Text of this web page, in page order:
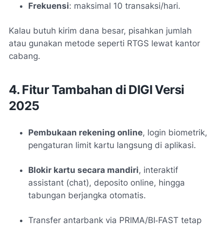
Frekuensi: maksimal 10 transaksi/hari.
Kalau butuh kirim dana besar, pisahkan jumlah
atau gunakan metode seperti RTGS lewat kantor
cabang.
4. Fitur Tambahan di DIGI Versi
2025
Pembukaan rekening online, login biometrik,
pengaturan limit kartu langsung di aplikasi.
Blokir kartu secara mandiri, interaktif
assistant (chat), deposito online, hingga
tabungan berjangka otomatis.
Transfer antarbank via PRIMA/BI‑FAST tetap